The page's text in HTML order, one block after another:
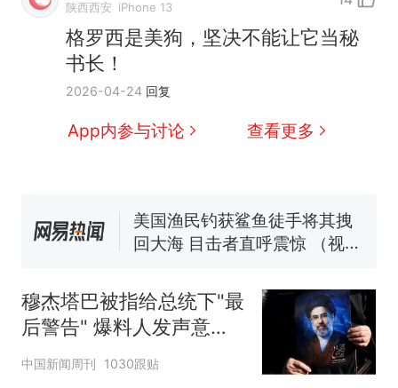
陕西西安 iPhone 13
格罗西是美狗，坚决不能让它当秘
书长！
2026-04-24 回复
App内参与讨论 查看更多
热 那个在床头放菜刀的女孩，
协会回应
美国渔民钓获鲨鱼徒手将其拽
回大海 目击者直呼震惊 （视频
官方通报
佛山一中学招聘物理教师，笔
试前13名均遭淘汰？教育局：
已叫停招聘，成立调查组全面
台风"白海豚"中心附近最大风
穆杰塔巴被指给总统下"最
后警告" 爆料人发声意味
深长
中国新闻周刊 1030跟贴